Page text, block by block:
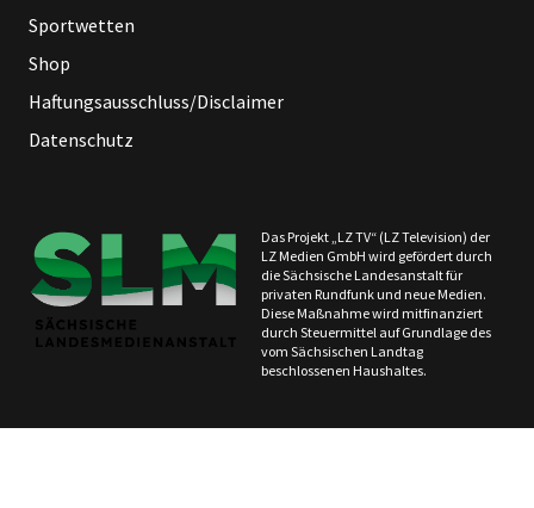
Sportwetten
Shop
Haftungsausschluss/Disclaimer
Datenschutz
Das Projekt „LZ TV“ (LZ Television) der
LZ Medien GmbH wird gefördert durch
die Sächsische Landesanstalt für
privaten Rundfunk und neue Medien.
Diese Maßnahme wird mitfinanziert
durch Steuermittel auf Grundlage des
vom Sächsischen Landtag
beschlossenen Haushaltes.